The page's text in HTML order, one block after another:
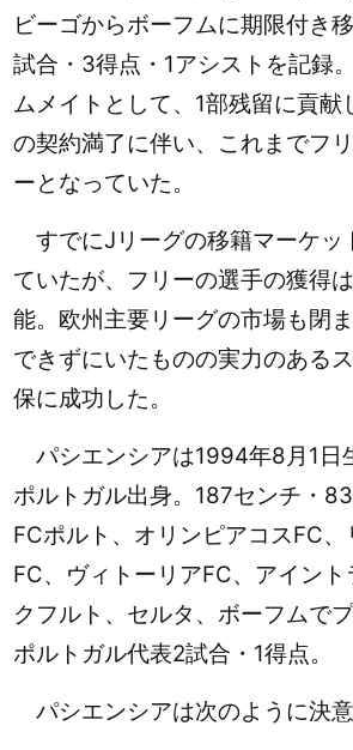
ビーゴからボーフムに期限付き
試合・3得点・1アシストを記録
ムメイトとして、1部残留に貢献
の契約満了に伴い、これまでフ
ーとなっていた。
すでにJリーグの移籍マーケッ
ていたが、フリーの選手の獲得
能。欧州主要リーグの市場も閉
できずにいたものの実力のある
保に成功した。
パシエンシアは1994年8月1日
ポルトガル出身。187センチ・
FCポルト、オリンピアコスFC、
FC、ヴィトーリアFC、アイン
クフルト、セルタ、ボーフムで
ポルトガル代表2試合・1得点。
パシエンシアは次のように決意